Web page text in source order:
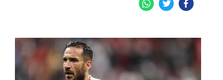
Facebook
Twitter